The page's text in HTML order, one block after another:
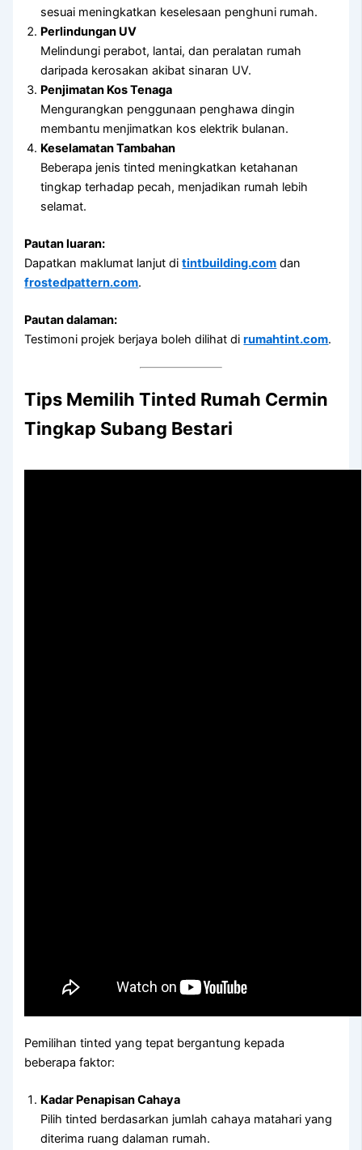
sesuai meningkatkan keselesaan penghuni rumah.
Perlindungan UV
Melindungi perabot, lantai, dan peralatan rumah
daripada kerosakan akibat sinaran UV.
Penjimatan Kos Tenaga
Mengurangkan penggunaan penghawa dingin
membantu menjimatkan kos elektrik bulanan.
Keselamatan Tambahan
Beberapa jenis tinted meningkatkan ketahanan
tingkap terhadap pecah, menjadikan rumah lebih
selamat.
Pautan luaran:
Dapatkan maklumat lanjut ditintbuilding.com dan
frostedpattern.com.
Pautan dalaman:
Testimoni projek berjaya boleh dilihat dirumahtint.com.
Tips Memilih Tinted Rumah Cermin
Tingkap Subang Bestari
Pemilihan tinted yang tepat bergantung kepada
beberapa faktor:
Kadar Penapisan Cahaya
Pilih tinted berdasarkan jumlah cahaya matahari yang
diterima ruang dalaman rumah.